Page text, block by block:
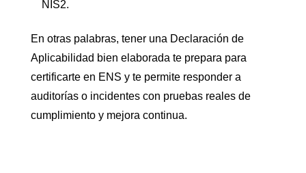
NIS2.
En otras palabras, tener una Declaración de
Aplicabilidad bien elaborada te prepara para
certificarte en ENS y te permite responder a
auditorías o incidentes con pruebas reales de
cumplimiento y mejora continua.